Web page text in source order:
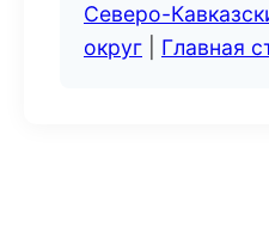
Северо-
округ
Главная